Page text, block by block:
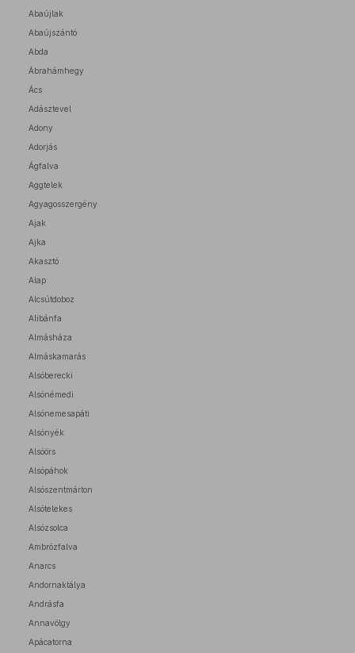
Abaújlak
Abaújszántó
Abda
Ábrahámhegy
Ács
Adásztevel
Adony
Adorjás
Ágfalva
Aggtelek
Agyagosszergény
Ajak
Ajka
Akasztó
Alap
Alcsútdoboz
Alibánfa
Almásháza
Almáskamarás
Alsóberecki
Alsónémedi
Alsónemesapáti
Alsónyék
Alsóörs
Alsópáhok
Alsószentmárton
Alsótelekes
Alsózsolca
Ambrózfalva
Anarcs
Andornaktálya
Andrásfa
Annavölgy
Apácatorna